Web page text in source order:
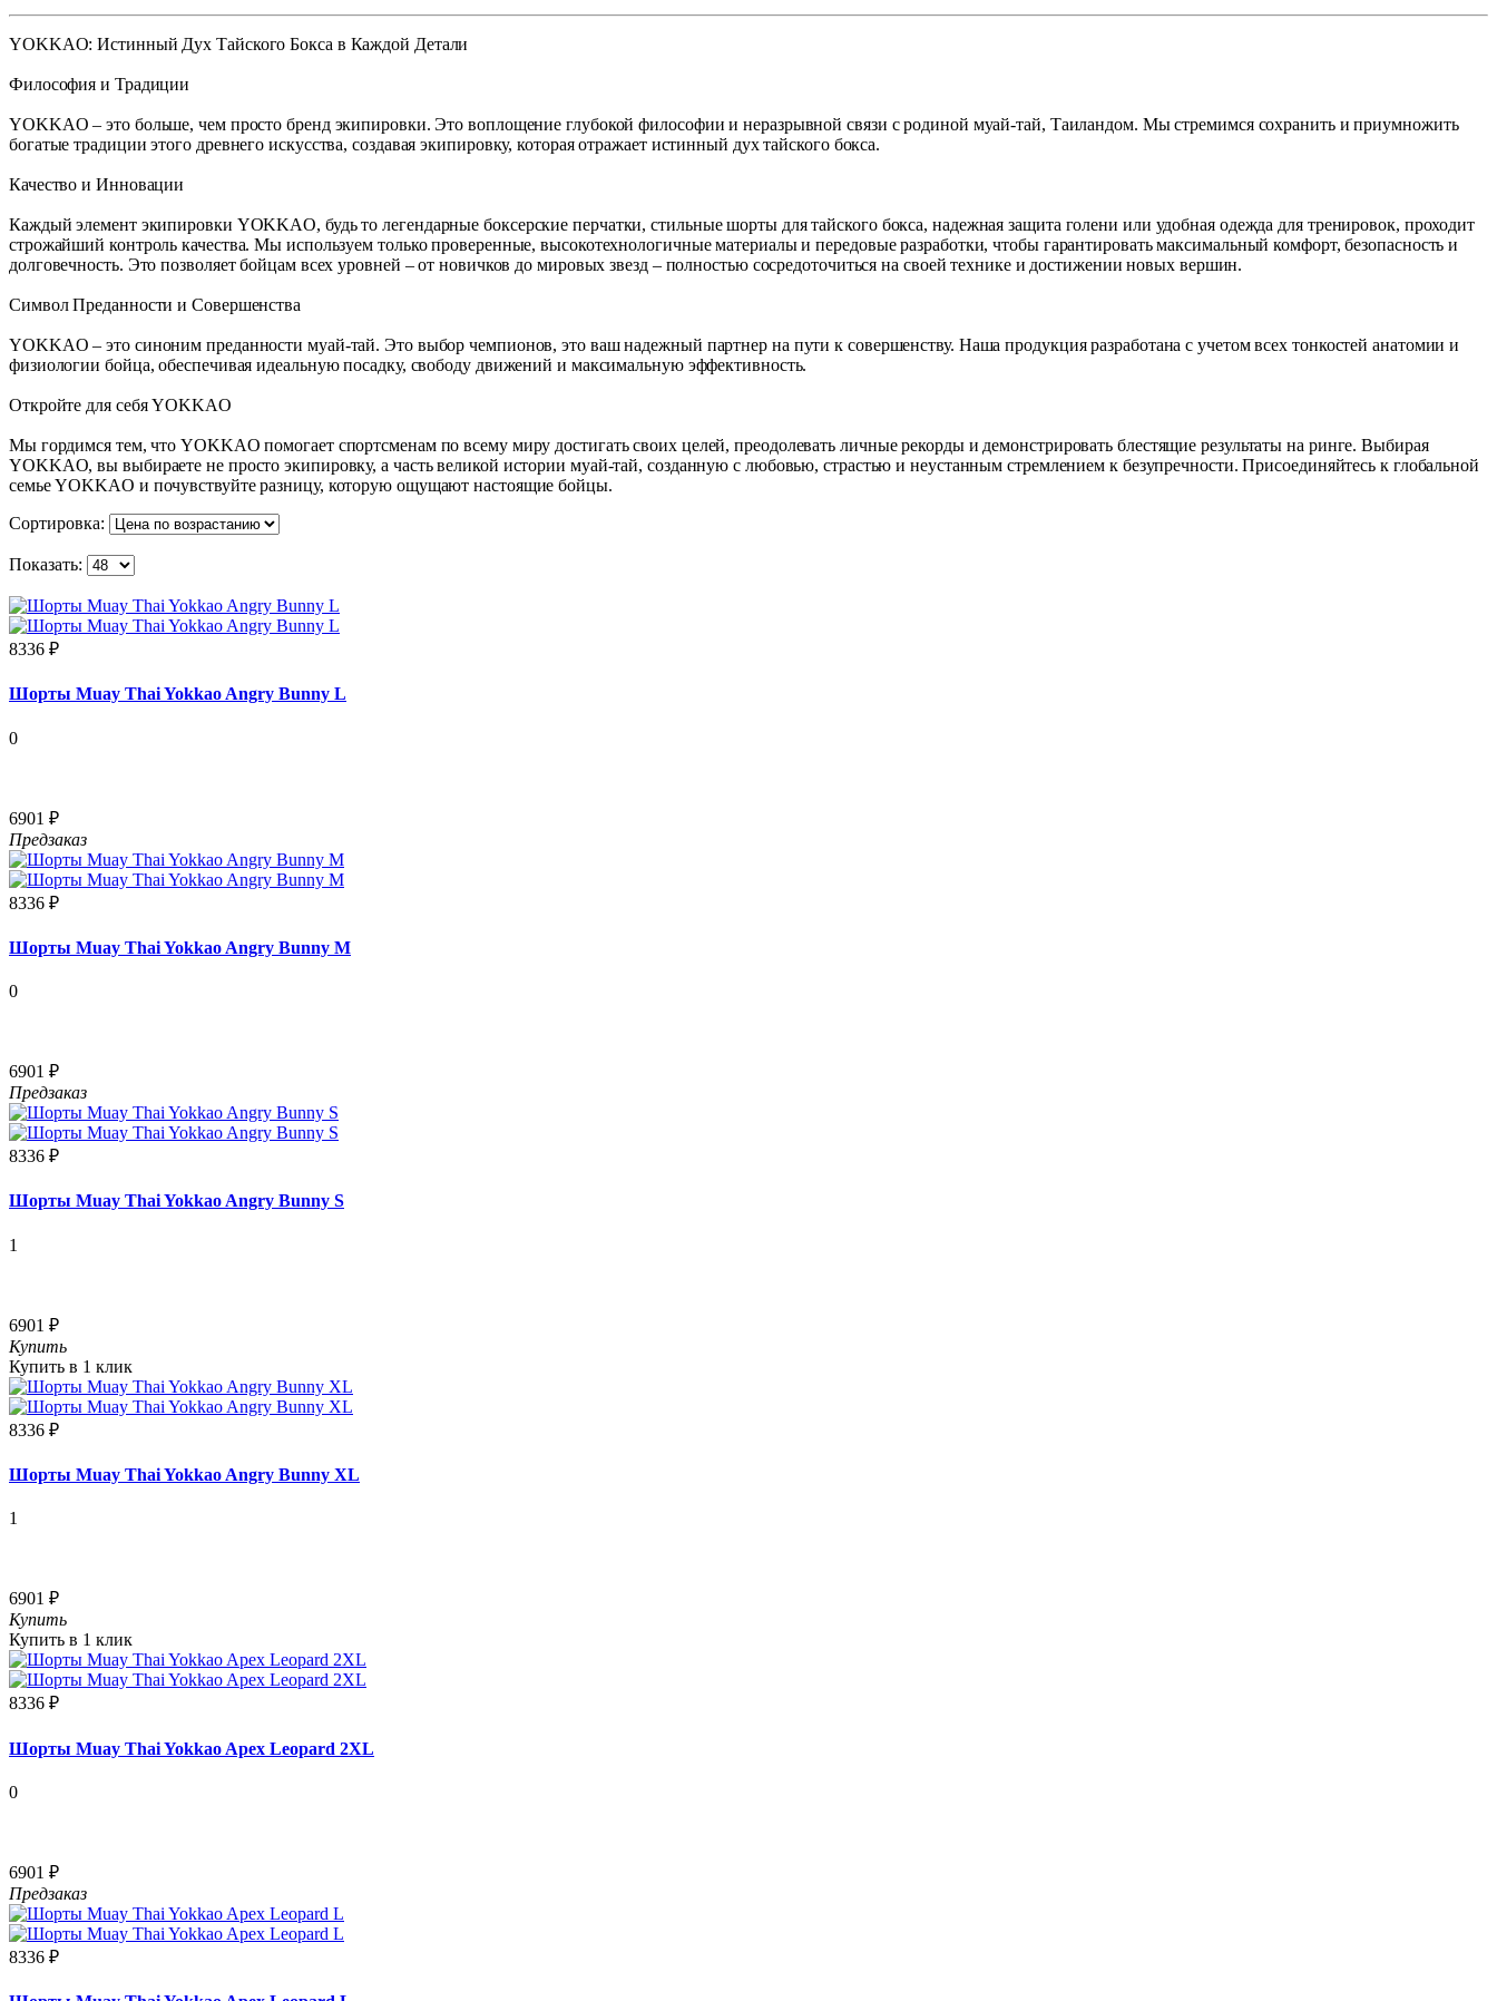
YOKKAO: Истинный Дух Тайского Бокса в Каждой Детали
Философия и Традиции
YOKKAO – это больше, чем просто бренд экипировки. Это воплощение глубокой философии и неразрывной связи с родиной муай-тай, Таиландом. Мы стремимся сохранить и приумножить
богатые традиции этого древнего искусства, создавая экипировку, которая отражает истинный дух тайского бокса.
Качество и Инновации
Каждый элемент экипировки YOKKAO, будь то легендарные боксерские перчатки, стильные шорты для тайского бокса, надежная защита голени или удобная одежда для тренировок, проходит
строжайший контроль качества. Мы используем только проверенные, высокотехнологичные материалы и передовые разработки, чтобы гарантировать максимальный комфорт, безопасность и
долговечность. Это позволяет бойцам всех уровней – от новичков до мировых звезд – полностью сосредоточиться на своей технике и достижении новых вершин.
Символ Преданности и Совершенства
YOKKAO – это синоним преданности муай-тай. Это выбор чемпионов, это ваш надежный партнер на пути к совершенству. Наша продукция разработана с учетом всех тонкостей анатомии и
физиологии бойца, обеспечивая идеальную посадку, свободу движений и максимальную эффективность.
Откройте для себя YOKKAO
Мы гордимся тем, что YOKKAO помогает спортсменам по всему миру достигать своих целей, преодолевать личные рекорды и демонстрировать блестящие результаты на ринге. Выбирая
YOKKAO, вы выбираете не просто экипировку, а часть великой истории муай-тай, созданную с любовью, страстью и неустанным стремлением к безупречности. Присоединяйтесь к глобальной
семье YOKKAO и почувствуйте разницу, которую ощущают настоящие бойцы.
Сортировка:
Показать:
8336 ₽
Шорты Muay Thai Yokkao Angry Bunny L
0
6901 ₽
Предзаказ
8336 ₽
Шорты Muay Thai Yokkao Angry Bunny M
0
6901 ₽
Предзаказ
8336 ₽
Шорты Muay Thai Yokkao Angry Bunny S
1
6901 ₽
Купить
Купить в 1 клик
8336 ₽
Шорты Muay Thai Yokkao Angry Bunny XL
1
6901 ₽
Купить
Купить в 1 клик
8336 ₽
Шорты Muay Thai Yokkao Apex Leopard 2XL
0
6901 ₽
Предзаказ
8336 ₽